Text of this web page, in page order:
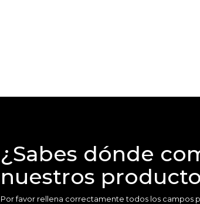
¿Sabes dónde
nuestros
Por favor rellena correctamente todos los campos